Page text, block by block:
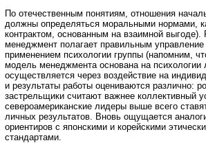
По отечественным понятиям, отношения
должны определяться моральными нормами,
контрактом, основанным на взаимной выгоде).
менеджмент полагает правильным управление
применением психологии группы (напомним,
модель менеджмента основана на психологии
осуществляется через воздействие на
и результаты работы оцениваются различно:
застрельщики считают важнее коллективный
североамериканские лидеры выше всего
личных результатов. Вновь ощущается
ориентиров с японскими и корейскими
стандартами.